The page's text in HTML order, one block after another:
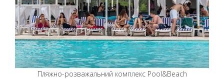
Пляжно-розважальний комплекс Pool&Beach